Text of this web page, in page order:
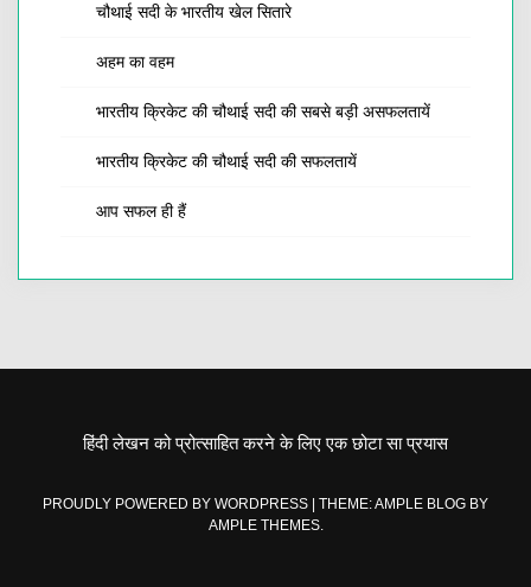
चौथाई सदी के भारतीय खेल सितारे
अहम का वहम
भारतीय क्रिकेट की चौथाई सदी की सबसे बड़ी असफलतायें
भारतीय क्रिकेट की चौथाई सदी की सफलतायें
आप सफल ही हैं
हिंदी लेखन को प्रोत्साहित करने के लिए एक छोटा सा प्रयास
PROUDLY POWERED BY WORDPRESS
THEME: AMPLE BLOG BY
AMPLE THEMES.